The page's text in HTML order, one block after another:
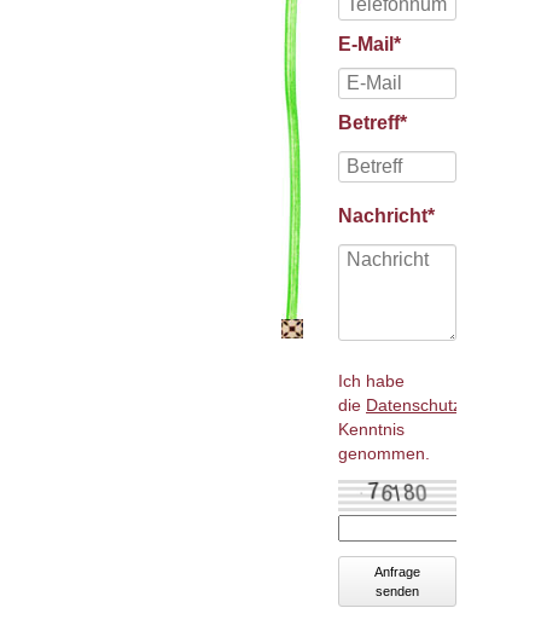
Pflichtfeld
E-Mail *
Pflichtfeld
Betreff*
Pflichtfeld
Nachricht*
Ich habe
die
Kenntnis
genommen.
Anfrage
senden